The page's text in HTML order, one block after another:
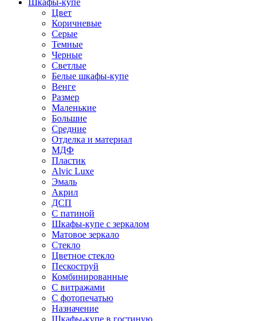
Шкафы-купе
Цвет
Коричневые
Серые
Темные
Черные
Светлые
Белые шкафы-купе
Венге
Размер
Маленькие
Большие
Средние
Отделка и материал
МДФ
Пластик
Alvic Luxe
Эмаль
Акрил
ДСП
С патиной
Шкафы-купе с зеркалом
Матовое зеркало
Стекло
Цветное стекло
Пескоструй
Комбинированные
С витражами
С фотопечатью
Назначение
Шкафы-купе в гостиную